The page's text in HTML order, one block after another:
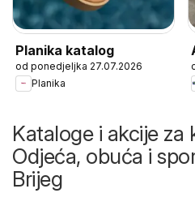
Planika katalog
od ponedjeljka 27.07.2026
Planika
Kataloge i akcije za
Odjeća, obuća i
Brijeg